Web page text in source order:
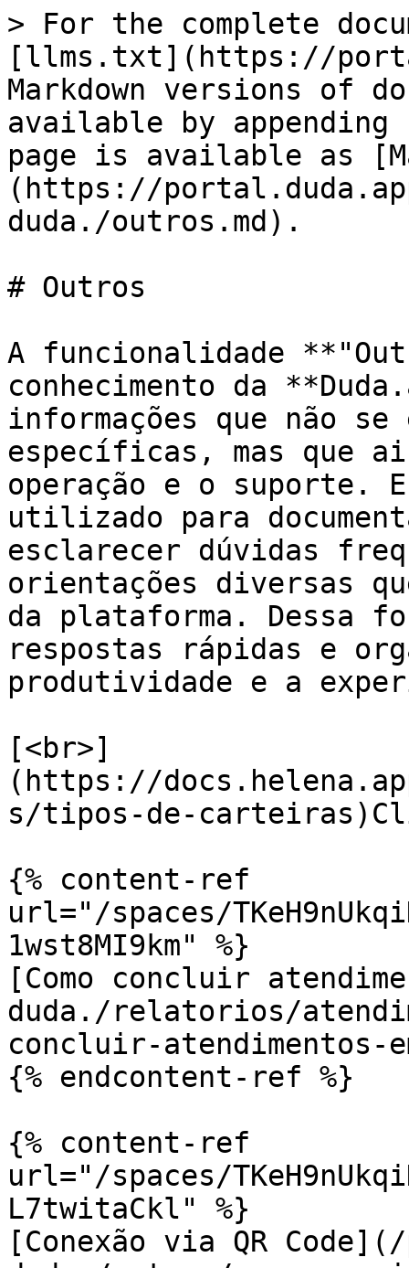
> For the complete
[llms.txt](https://
Markdown versions of
available by
page is available as
(https://
duda./outros.md).
# Outros
A funcionalidade
conhecimento da
informações que não se
específicas, mas que
operação e o suporte.
utilizado para
esclarecer dúvidas
orientações diversas
da plataforma. Dessa
respostas rápidas e
produtividade e a
[<br>]
(https://
s/tipos-de-
{% content-ref
url="/spaces/
1wst8MI9km" %}
[Como concluir
duda./relatorios/
concluir-atendimentos-
{% endcontent-ref %}
{% content-ref
url="/spaces/
L7twitaCkl" %}
[Conexão via QR